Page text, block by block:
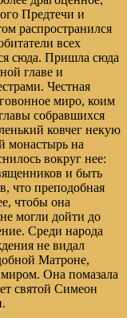
Предтечи и
распространился
всех
сюда. Пришла сюда
главе и
Честная
миро, коим
собравшихся
ковчег некую
монастырь на
вокруг нее:
и быть
что преподобная
чтобы она
могли дойти до
Среди народа
не видал
Матроне,
Она помазала
святой Симеон